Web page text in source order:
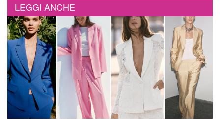
LEGGI ANCHE